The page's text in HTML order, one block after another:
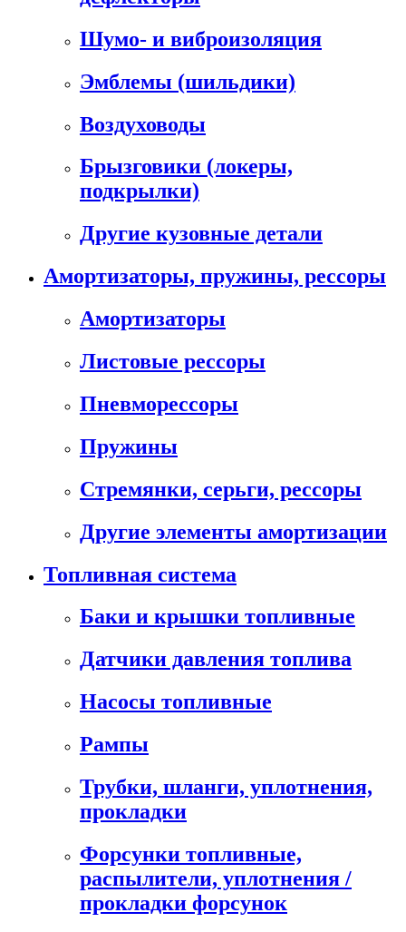
Шумо- и виброизоляция
Эмблемы (шильдики)
Воздуховоды
Брызговики (локеры,
подкрылки)
Другие кузовные детали
Амортизаторы, пружины, рессоры
Амортизаторы
Листовые рессоры
Пневморессоры
Пружины
Стремянки, серьги, рессоры
Другие элементы амортизации
Топливная система
Баки и крышки топливные
Датчики давления топлива
Насосы топливные
Рампы
Трубки, шланги, уплотнения,
прокладки
Форсунки топливные,
распылители, уплотнения /
прокладки форсунок